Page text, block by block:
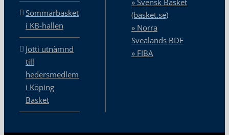
Sommarbasket
i KB-hallen
Jotti utnämnd
till
hedersmedlem
i Köping
Basket
» Svensk Basket
(basket.se)
» Norra
Svealands BDF
» FIBA